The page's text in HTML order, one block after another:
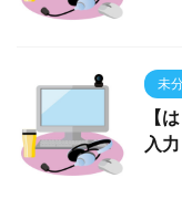
未
【
入力